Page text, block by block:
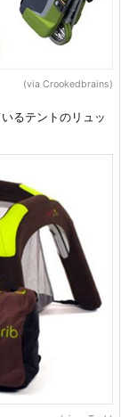
(via Crookedbrains)
るテントのリュッ